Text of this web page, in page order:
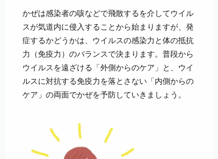
かぜは感染者の咳などで飛散するを介してウイル
スが気道内に侵入することから始まりますが、発
症するかどうかは、ウイルスの感染力と体の抵抗
力（免疫力）のバランスで決まります。普段から
ウイルスを遠ざける「外側からのケア」と、ウイ
ルスに対抗する免疫力を落とさない「内側からの
ケア」の両面でかぜを予防していきましょう。